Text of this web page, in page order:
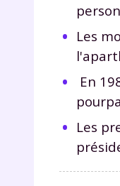
Les
En
Les